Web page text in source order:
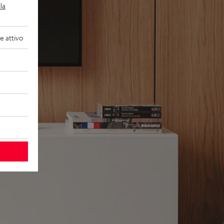
attivo